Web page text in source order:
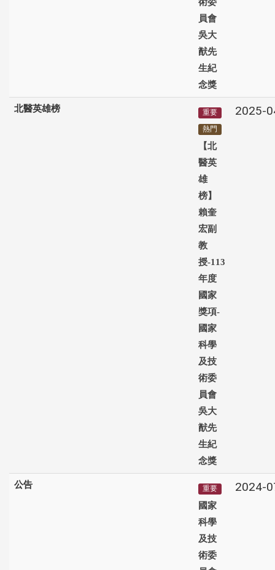
員會
吳大
猷先
生紀
念獎
北醫英雄榜
重要
熱門
【北
醫英
雄
榜】
賴奎
宏副
教
授-113
年度
國家
獎項-
國家
科學
及技
術委
員會
吳大
猷先
生紀
念獎
2025-
公告 重要
國家
科學
及技
術委
2024-